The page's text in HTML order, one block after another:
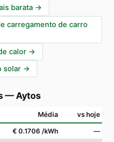
barata →
carregamento de carro
calor →
solar →
— Aytos
Média vs hoje
€ 0.1706 /kWh
—